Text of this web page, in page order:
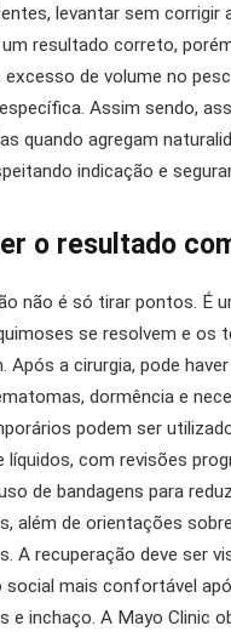
levantar sem corrigir
resultado correto,
excesso de volume no
Assim sendo,
quando agregam
indicação e
o resultado
não é só tirar pontos. É
se resolvem e os
Após a cirurgia, pode
dormência e
podem ser
líquidos, com revisões
de bandagens para
além de orientações
A recuperação deve ser
social mais confortável
e inchaço. A Mayo Clinic